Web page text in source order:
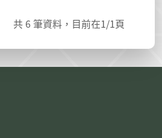
共 6 筆資料，目前在1/1頁